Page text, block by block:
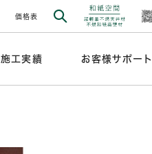
価格表
施工実績 お客様サポート